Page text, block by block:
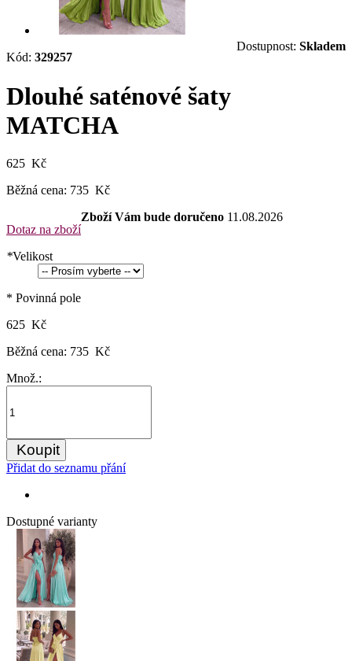
Kód: 329257
Dostupnost: Skladem
Dlouhé saténové šaty
MATCHA
625 Kč
Běžná cena: 735 Kč
Dotaz na zboží
Zboží Vám bude doručeno 11.08.2026
*Velikost
* Povinná pole
625 Kč
Běžná cena: 735 Kč
Množ.:
Koupit
Přidat do seznamu přání
Dostupné varianty